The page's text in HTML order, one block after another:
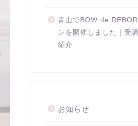
青山でBOW de
ンを開催しました｜受
紹介
お知らせ